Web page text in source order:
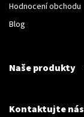
Hodnocení obchodu
Blog
Naše produkty
Kontaktujte nás